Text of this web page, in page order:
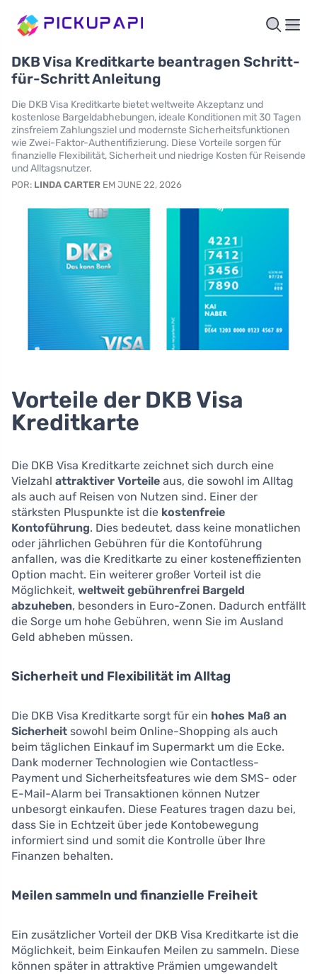
DKB Visa Kreditkarte beantragen Schritt-
für-Schritt Anleitung
Die DKB Visa Kreditkarte bietet weltweite Akzeptanz und
kostenlose Bargeldabhebungen, ideale Konditionen mit 30 Tagen
zinsfreiem Zahlungsziel und modernste Sicherheitsfunktionen
wie Zwei-Faktor-Authentifizierung. Diese Vorteile sorgen für
finanzielle Flexibilität, Sicherheit und niedrige Kosten für Reisende
und Alltagsnutzer.
POR: LINDA CARTER EM JUNE 22, 2026
Vorteile der DKB Visa
Kreditkarte
Die DKB Visa Kreditkarte zeichnet sich durch eine
Vielzahl attraktiver Vorteile aus, die sowohl im Alltag
als auch auf Reisen von Nutzen sind. Einer der
stärksten Pluspunkte ist die kostenfreie
Kontoführung. Dies bedeutet, dass keine monatlichen
oder jährlichen Gebühren für die Kontoführung
anfallen, was die Kreditkarte zu einer kosteneffizienten
Option macht. Ein weiterer großer Vorteil ist die
Möglichkeit, weltweit gebührenfrei Bargeld
abzuheben, besonders in Euro-Zonen. Dadurch entfällt
die Sorge um hohe Gebühren, wenn Sie im Ausland
Geld abheben müssen.
Sicherheit und Flexibilität im Alltag
Die DKB Visa Kreditkarte sorgt für ein hohes Maß an
Sicherheit sowohl beim Online-Shopping als auch
beim täglichen Einkauf im Supermarkt um die Ecke.
Dank moderner Technologien wie Contactless-
Payment und Sicherheitsfeatures wie dem SMS- oder
E-Mail-Alarm bei Transaktionen können Nutzer
unbesorgt einkaufen. Diese Features tragen dazu bei,
dass Sie in Echtzeit über jede Kontobewegung
informiert sind und somit die Kontrolle über Ihre
Finanzen behalten.
Meilen sammeln und finanzielle Freiheit
Ein zusätzlicher Vorteil der DKB Visa Kreditkarte ist die
Möglichkeit, beim Einkaufen Meilen zu sammeln. Diese
können später in attraktive Prämien umgewandelt